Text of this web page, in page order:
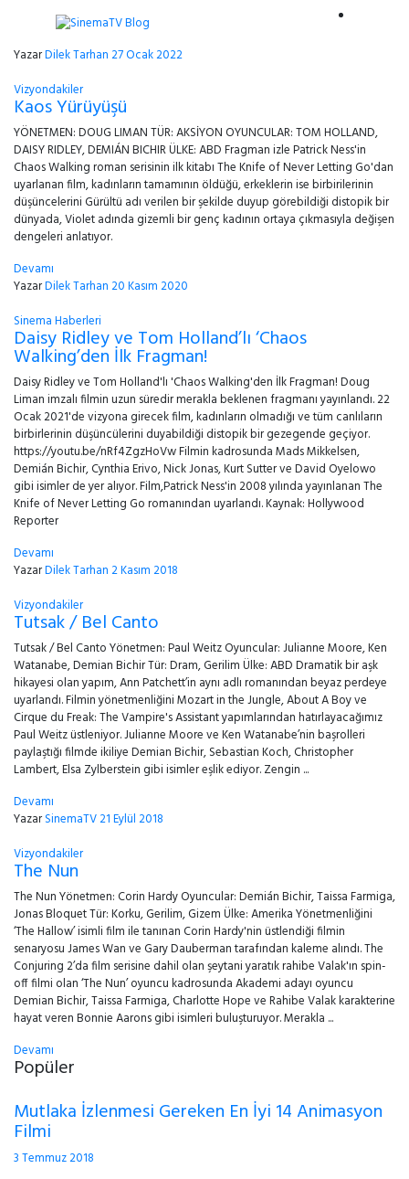
YazarDilek Tarhan27 Ocak 2022
Vizyondakiler
Kaos Yürüyüşü
YÖNETMEN: DOUG LIMAN TÜR: AKSİYON OYUNCULAR: TOM HOLLAND,
DAISY RIDLEY, DEMIÁN BICHIR ÜLKE: ABD Fragman izle Patrick Ness'in
Chaos Walking roman serisinin ilk kitabı The Knife of Never Letting Go'dan
uyarlanan film, kadınların tamamının öldüğü, erkeklerin ise birbirilerinin
düşüncelerini Gürültü adı verilen bir şekilde duyup görebildiği distopik bir
dünyada, Violet adında gizemli bir genç kadının ortaya çıkmasıyla değişen
dengeleri anlatıyor.
Devamı
YazarDilek Tarhan20 Kasım 2020
Sinema Haberleri
Daisy Ridley ve Tom Holland’lı ‘Chaos
Walking’den İlk Fragman!
Daisy Ridley ve Tom Holland'lı 'Chaos Walking'den İlk Fragman! Doug
Liman imzalı filmin uzun süredir merakla beklenen fragmanı yayınlandı. 22
Ocak 2021'de vizyona girecek film, kadınların olmadığı ve tüm canlıların
birbirlerinin düşüncülerini duyabildiği distopik bir gezegende geçiyor.
https://youtu.be/nRf4ZgzHoVw Filmin kadrosunda Mads Mikkelsen,
Demián Bichir, Cynthia Erivo, Nick Jonas, Kurt Sutter ve David Oyelowo
gibi isimler de yer alıyor. Film,Patrick Ness'in 2008 yılında yayınlanan The
Knife of Never Letting Go romanından uyarlandı. Kaynak: Hollywood
Reporter
Devamı
YazarDilek Tarhan2 Kasım 2018
Vizyondakiler
Tutsak / Bel Canto
Tutsak / Bel Canto Yönetmen: Paul Weitz Oyuncular: Julianne Moore, Ken
Watanabe, Demian Bichir Tür: Dram, Gerilim Ülke: ABD Dramatik bir aşk
hikayesi olan yapım, Ann Patchett’in aynı adlı romanından beyaz perdeye
uyarlandı. Filmin yönetmenliğini Mozart in the Jungle, About A Boy ve
Cirque du Freak: The Vampire's Assistant yapımlarından hatırlayacağımız
Paul Weitz üstleniyor. Julianne Moore ve Ken Watanabe’nin başrolleri
paylaştığı filmde ikiliye Demian Bichir, Sebastian Koch, Christopher
Lambert, Elsa Zylberstein gibi isimler eşlik ediyor. Zengin ...
Devamı
YazarSinemaTV21 Eylül 2018
Vizyondakiler
The Nun
The Nun Yönetmen: Corin Hardy Oyuncular: Demián Bichir, Taissa Farmiga,
Jonas Bloquet Tür: Korku, Gerilim, Gizem Ülke: Amerika Yönetmenliğini
‘The Hallow’ isimli film ile tanınan Corin Hardy'nin üstlendiği filmin
senaryosu James Wan ve Gary Dauberman tarafından kaleme alındı. The
Conjuring 2’da film serisine dahil olan şeytani yaratık rahibe Valak'ın spin-
off filmi olan ‘The Nun’ oyuncu kadrosunda Akademi adayı oyuncu
Demian Bichir, Taissa Farmiga, Charlotte Hope ve Rahibe Valak karakterine
hayat veren Bonnie Aarons gibi isimleri buluşturuyor. Merakla ...
Devamı
Popüler
Mutlaka İzlenmesi Gereken En İyi 14 Animasyon
Filmi
3 Temmuz 2018